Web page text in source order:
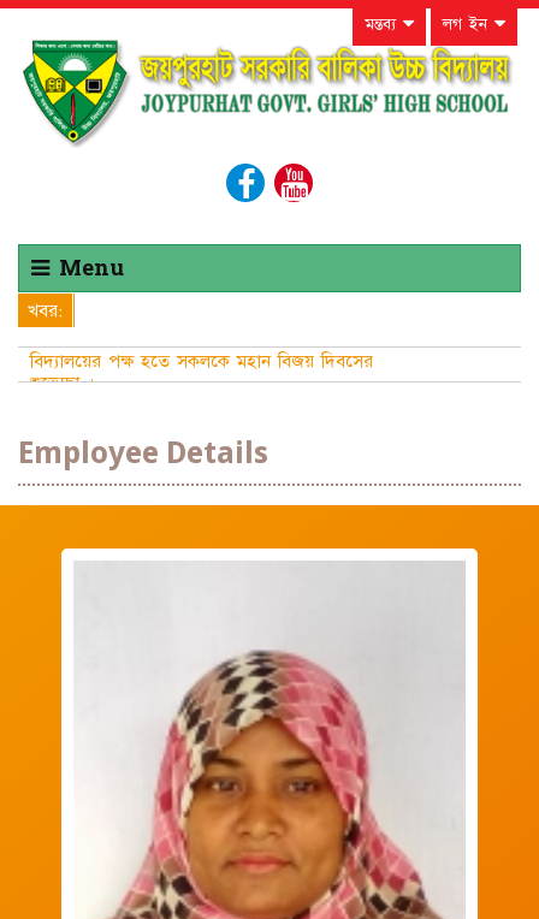
মন্তব্য লগ ইন
Menu
খবর:
বিদ্যালয়ের পক্ষ হতে সকলকে মহান বিজয় দিবসের
শুভেচ্ছা ।
Employee Details